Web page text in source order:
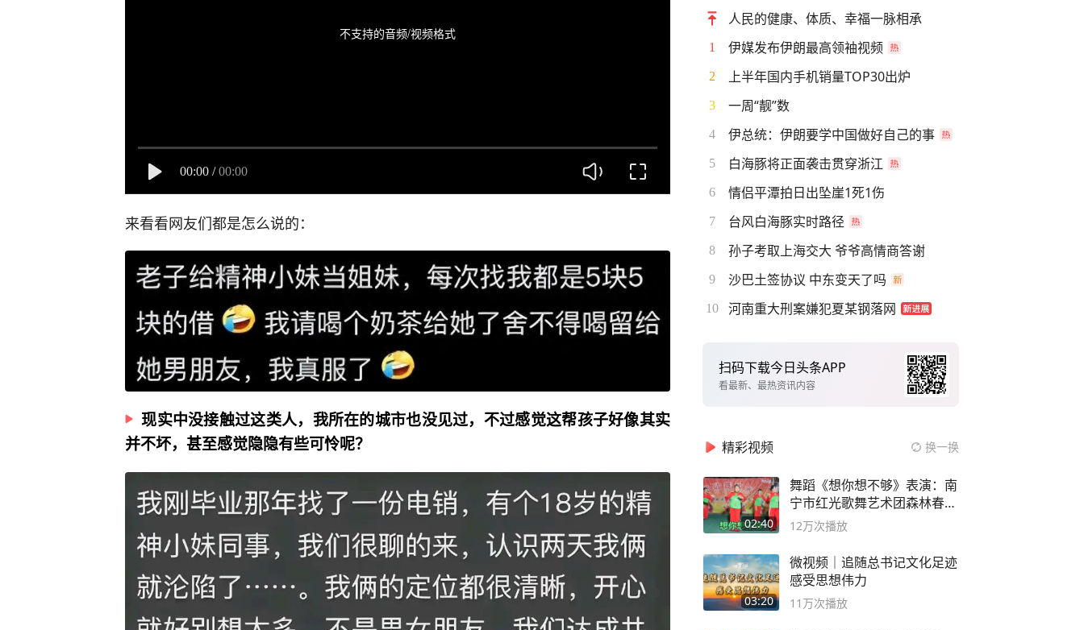
不支持的音频/视频格式
00:00 / 00:00
来看看网友们都是怎么说的：
现实中没接触过这类人，我所在的城市也没见过，不过感觉这帮孩子好像其实
并不坏，甚至感觉隐隐有些可怜呢？
人民的健康、体质、幸福一脉相承
1 伊媒发布伊朗最高领袖视频
2 上半年国内手机销量TOP30出炉
3 一周“靓”数
4 伊总统：伊朗要学中国做好自己的事
5 白海豚将正面袭击贯穿浙江
6 情侣平潭拍日出坠崖1死1伤
7 台风白海豚实时路径
8 孙子考取上海交大 爷爷高情商答谢
9 沙巴土签协议 中东变天了吗
10 河南重大刑案嫌犯夏某钢落网
扫码下载今日头条APP
看最新、最热资讯内容
精彩视频 换一换
02:40
舞蹈《想你想不够》表演：南
宁市红光歌舞艺术团森林春红
舞蹈队。
12万次播放
03:20
微视频｜追随总书记文化足迹
感受思想伟力
11万次播放